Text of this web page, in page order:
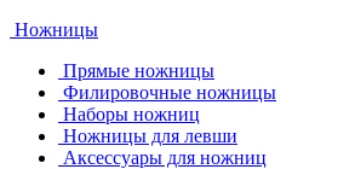
Ножницы
Прямые ножницы
Филировочные ножницы
Наборы ножниц
Ножницы для левши
Аксессуары для ножниц